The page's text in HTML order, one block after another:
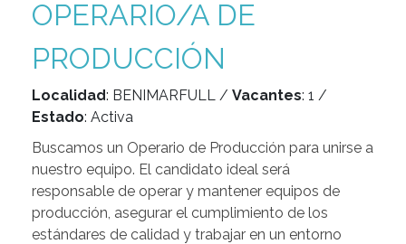
OPERARIO/A DE
PRODUCCIÓN
Localidad: BENIMARFULL / Vacantes: 1 /
Estado: Activa
Buscamos un Operario de Producción para unirse a
nuestro equipo. El candidato ideal será
responsable de operar y mantener equipos de
producción, asegurar el cumplimiento de los
estándares de calidad y trabajar en un entorno